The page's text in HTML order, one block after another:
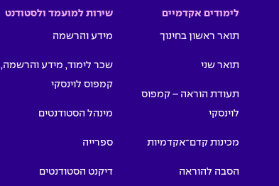
לימודים אקדמיים
תואר ראשון בחינוך
תואר שני
תעודת הוראה – קמפוס
לוינסקי
מכינות קדם־אקדמיות
הסבה להוראה
שירות למועמד ולסטודנט
מידע והרשמה
שכר לימוד, מידע והרשמה,
קמפוס לוינסקי
מינהל הסטודנטים
ספרייה
דיקנט הסטודנטים